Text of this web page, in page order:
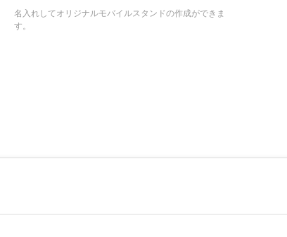
名入れしてオリジナルモバイルスタンドの作成ができま
す。